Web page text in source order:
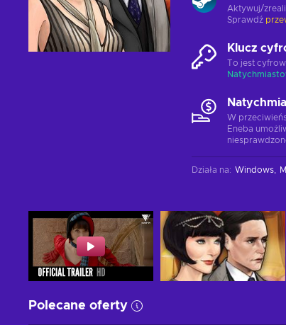
Aktywuj/
Sprawdź
Klucz
To jest
W
Eneba
Działa na: Windows
Polecane oferty